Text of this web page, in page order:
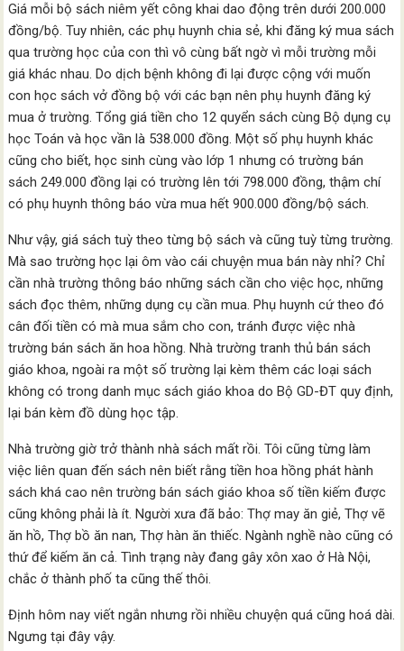
Giá mỗi bộ sách niêm yết công khai dao động trên dưới 200.000
đồng/bộ. Tuy nhiên, các phụ huynh chia sẻ, khi đăng ký mua sách
qua trường học của con thì vô cùng bất ngờ vì mỗi trường mỗi
giá khác nhau. Do dịch bệnh không đi lại được cộng với muốn
con học sách vở đồng bộ với các bạn nên phụ huynh đăng ký
mua ở trường. Tổng giá tiền cho 12 quyển sách cùng Bộ dụng cụ
học Toán và học vần là 538.000 đồng. Một số phụ huynh khác
cũng cho biết, học sinh cùng vào lớp 1 nhưng có trường bán
sách 249.000 đồng lại có trường lên tới 798.000 đồng, thậm chí
có phụ huynh thông báo vừa mua hết 900.000 đồng/bộ sách.
Như vậy, giá sách tuỳ theo từng bộ sách và cũng tuỳ từng trường.
Mà sao trường học lại ôm vào cái chuyện mua bán này nhỉ? Chỉ
cần nhà trường thông báo những sách cần cho việc học, những
sách đọc thêm, những dụng cụ cần mua. Phụ huynh cứ theo đó
cân đối tiền có mà mua sắm cho con, tránh được việc nhà
trường bán sách ăn hoa hồng. Nhà trường tranh thủ bán sách
giáo khoa, ngoài ra một số trường lại kèm thêm các loại sách
không có trong danh mục sách giáo khoa do Bộ GD-ĐT quy định,
lại bán kèm đồ dùng học tập.
Nhà trường giờ trở thành nhà sách mất rồi. Tôi cũng từng làm
việc liên quan đến sách nên biết rằng tiền hoa hồng phát hành
sách khá cao nên trường bán sách giáo khoa số tiền kiếm được
cũng không phải là ít. Người xưa đã bảo: Thợ may ăn giẻ, Thợ vẽ
ăn hồ, Thợ bồ ăn nan, Thợ hàn ăn thiếc. Ngành nghề nào cũng có
thứ để kiếm ăn cả. Tình trạng này đang gây xôn xao ở Hà Nội,
chắc ở thành phố ta cũng thế thôi.
Định hôm nay viết ngắn nhưng rồi nhiều chuyện quá cũng hoá dài.
Ngưng tại đây vậy.